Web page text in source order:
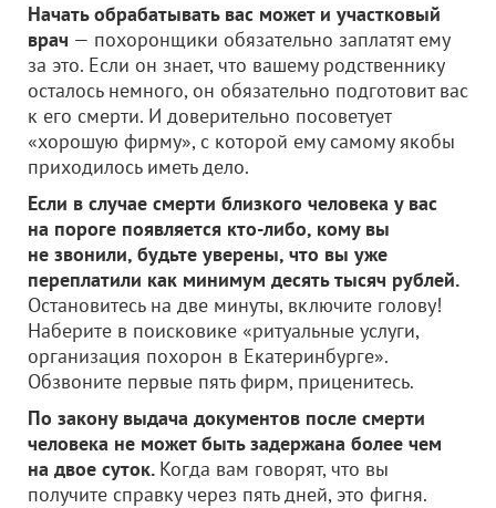
Начать обрабатывать вас может и участковый
врач — похоронщики обязательно заплатят ему
за это. Если он знает, что вашему родственнику
осталось немного, он обязательно подготовит вас
к его смерти. И доверительно посоветует
«хорошую фирму», с которой ему самому якобы
приходилось иметь дело.
Если в случае смерти близкого человека у вас
на пороге появляется кто-либо, кому вы
не звонили, будьте уверены, что вы уже
переплатили как минимум десять тысяч рублей.
Остановитесь на две минуты, включите голову!
Наберите в поисковике «ритуальные услуги,
организация похорон в Екатеринбурге».
Обзвоните первые пять фирм, приценитесь.
По закону выдача документов после смерти
человека не может быть задержана более чем
на двое суток. Когда вам говорят, что вы
получите справку через пять дней, это фигня.